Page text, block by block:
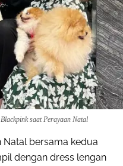
saat Perayaan Natal
Natal bersama kedua
dengan dress lengan